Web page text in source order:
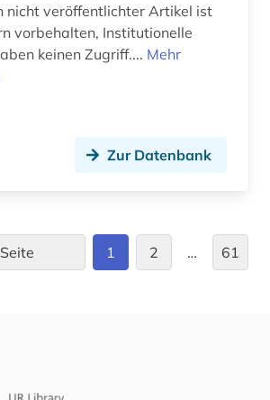
deutschland. bundesarbeitsgericht (1)
deutschland. finanzministerium (1)
(1)
diebstahlsicherung (1)
nicht veröffentlichter Artikel ist
vorbehalten, Institutionelle
keinen Zugriff.... Mehr
Zur Datenbank
1 2 … 61